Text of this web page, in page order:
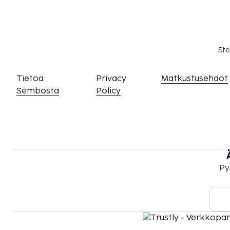
Tietoa
Sembosta
Privacy
Policy
Matkustusehdot